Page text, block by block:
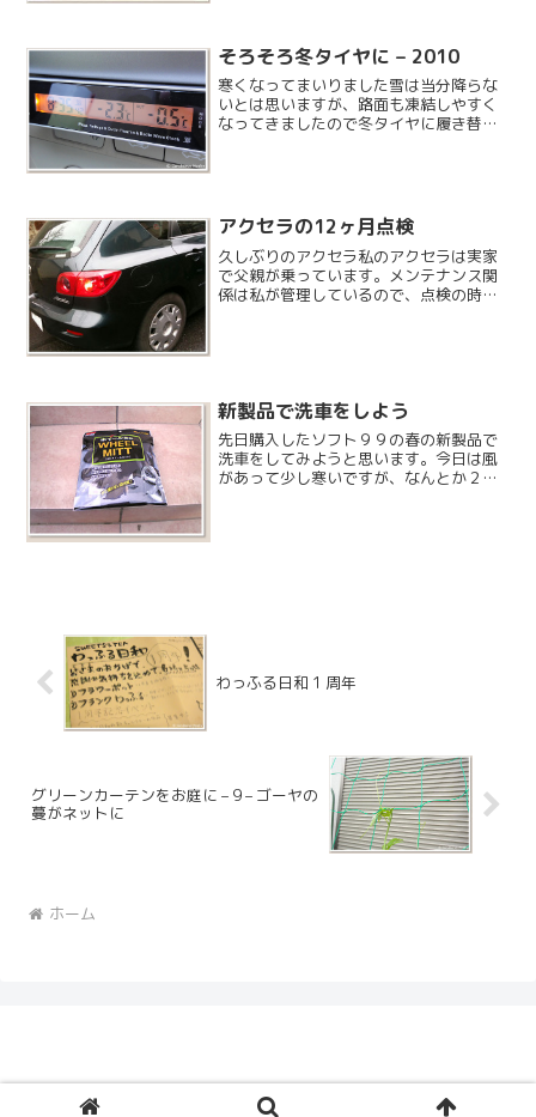
世話になっているディーラーから6ヶ月点
検の連絡を頂いたので...
そろそろ冬タイヤに – 2010
寒くなってまいりました雪は当分降らな
いとは思いますが、路面も凍結しやすく
なってきましたので冬タイヤに履き替え
アクセラの12ヶ月点検
久しぶりのアクセラ私のアクセラは実家
で父親が乗っています。メンテナンス関
係は私が管理しているので、点検の時に
新製品で洗車をしよう
先日購入したソフト９９の春の新製品で
洗車をしてみようと思います。今日は風
があって少し寒いですが、なんとか２台
わっふる日和 1 周年
グリーンカーテンをお庭に – 9 – ゴーヤの
蔓がネットに
ホーム
© 2005 Ceruberus Husky.